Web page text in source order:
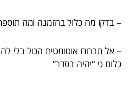
– בדקו מה כלול בהזמנה ומה
– אל תבחרו אוטומטית הכול בלי
כלום כי “יהיה בסדר”